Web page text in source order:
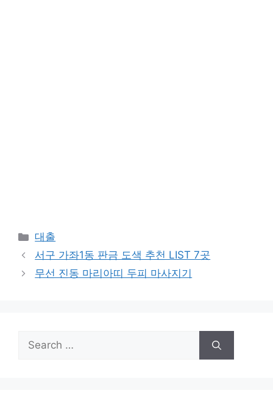
Categories
대출
서구 가좌1동 판금 도색 추천 LIST 7곳
무선 진동 마리아띠 두피 마사지기
Search
for: